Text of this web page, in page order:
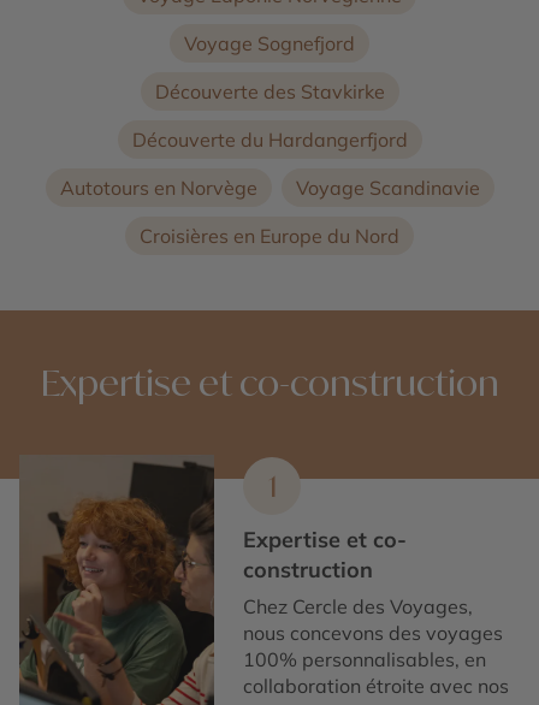
Voyage Sognefjord
Découverte des Stavkirke
Découverte du Hardangerfjord
Autotours en Norvège
Voyage Scandinavie
Croisières en Europe du Nord
Expertise et co-construction
1
Expertise et co-
construction
Chez Cercle des Voyages,
nous concevons des voyages
100% personnalisables, en
collaboration étroite avec nos